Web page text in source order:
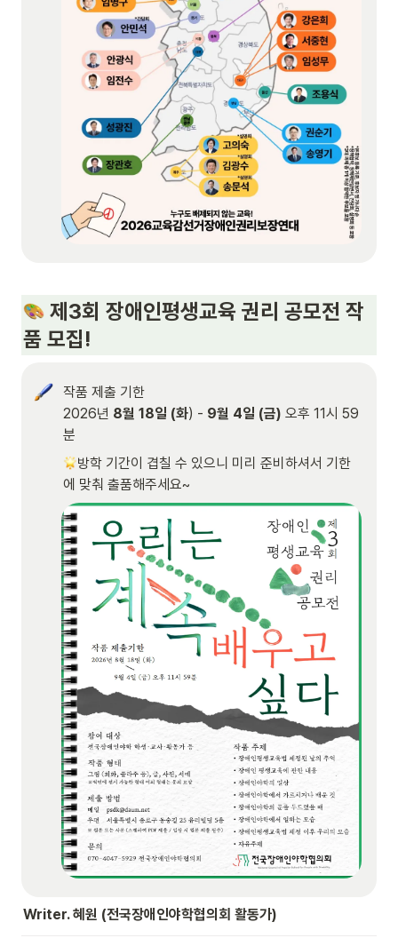
제3회 장애인평생교육 권리 공모전 작
품 모집!
작품 제출 기한
2026년 8월 18일 (화) - 9월 4일 (금) 오후 11시 59
분
방학 기간이 겹칠 수 있으니 미리 준비하셔서 기한
에 맞춰 출품해주세요~
Writer. 혜원 (전국장애인야학협의회 활동가)